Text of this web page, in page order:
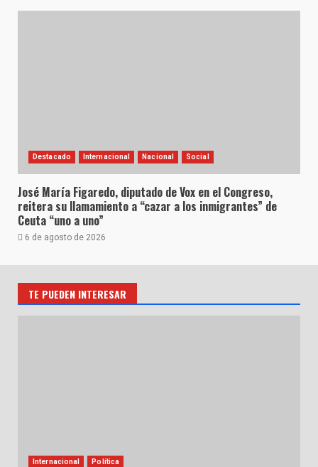
Destacado Internacional Nacional Social
José María Figaredo, diputado de Vox en el Congreso,
reitera su llamamiento a “cazar a los inmigrantes” de
Ceuta “uno a uno”
6 de agosto de 2026
TE PUEDEN INTERESAR
Internacional Política